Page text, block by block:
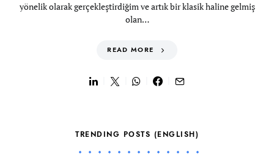
yönelik olarak gerçekleştirdiğim ve artık bir klasik haline gelmiş
olan…
READ MORE
TRENDING POSTS (ENGLISH)